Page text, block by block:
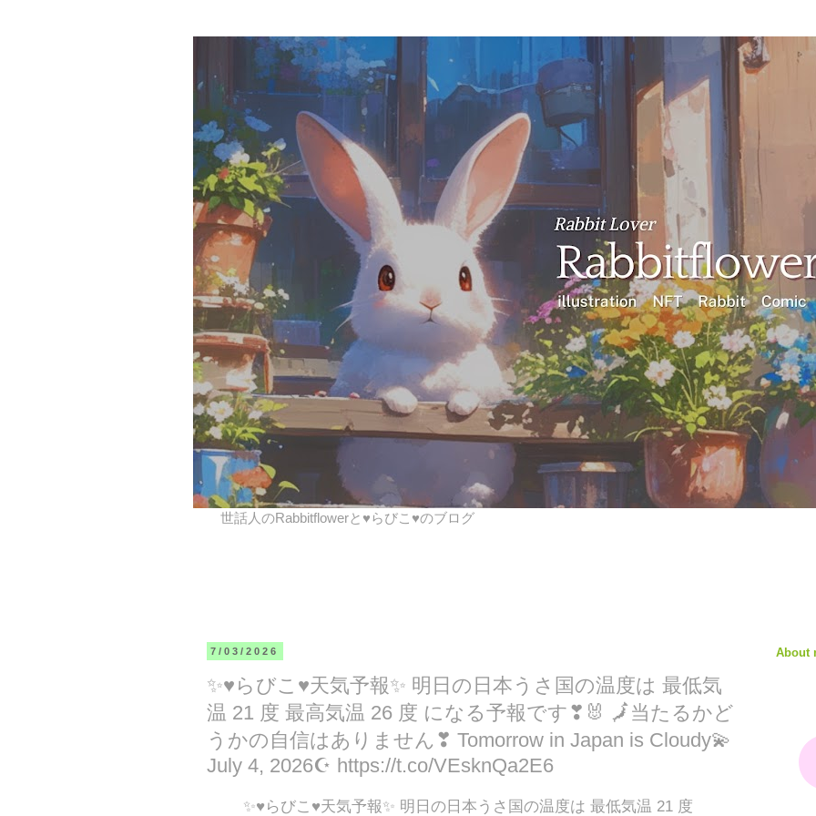
世話人のRabbitflowerと♥らびこ♥のブログ
7/03/2026
✨♥らびこ♥天気予報✨ 明日の日本うさ国の温度は 最低気
温 21 度 最高気温 26 度 になる予報です❣🐰 🗾当たるかど
うかの自信はありません❣ Tomorrow in Japan is Cloudy💫
July 4, 2026☪ https://t.co/VEsknQa2E6
✨♥らびこ♥天気予報✨ 明日の日本うさ国の温度は 最低気温 21 度
About